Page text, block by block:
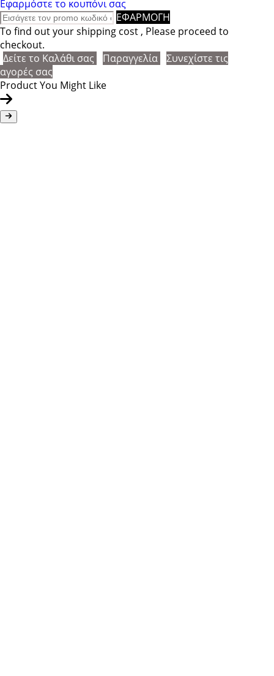
Εφαρμόστε το κουπόνι σας
ΕΦΑΡΜΟΓΗ
To find out your shipping cost , Please proceed to
checkout.
Δείτε το Καλάθι σας
Παραγγελία
Συνεχίστε τις
αγορές σας
Product You Might Like